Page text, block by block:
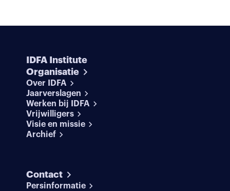
IDFA Institute
Organisatie
Over IDFA
Jaarverslagen
Werken bij IDFA
Vrijwilligers
Visie en missie
Archief
Contact
Persinformatie